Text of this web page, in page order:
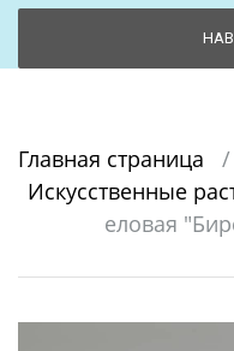
Главная страница /
Искусственные
еловая